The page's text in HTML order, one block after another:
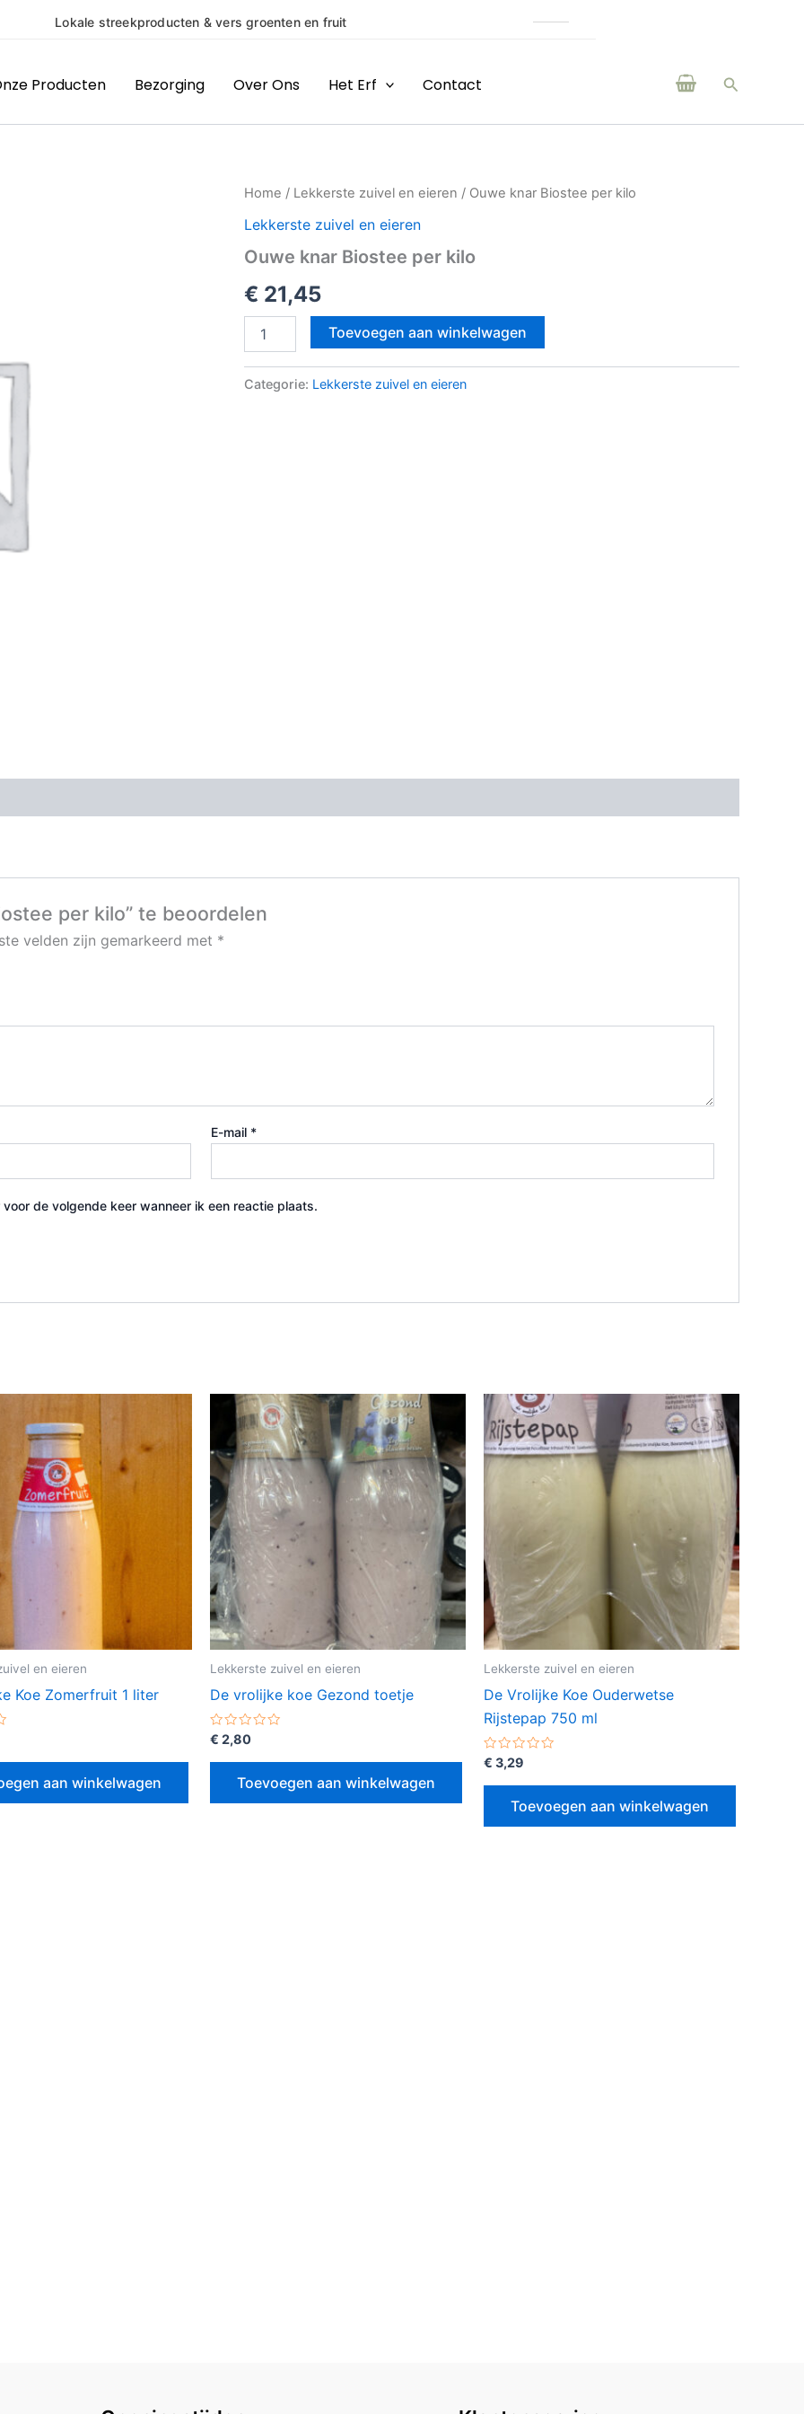
vers groenten en fruit (H)eerlijke producten van boeren en makers uit de regio
Producten Bezorging Over Ons Het Erf Contact Zoeken
Home / Lekkerste zuivel en eieren / Ouwe knar Biostee per kilo
Lekkerste zuivel en eieren
Ouwe knar Biostee per kilo
€ 21,45
Ouwe
Biostee
kilo
Toevoegen aan winkelwagen
Categorie: Lekkerste zuivel en eieren
per kilo” te beoordelen
velden zijn gemarkeerd met *
E-mail *
de volgende keer wanneer ik een reactie plaats.
en eieren
Koe Zomerfruit 1 liter
aan winkelwagen
Lekkerste zuivel en eieren
De vrolijke koe Gezond toetje
Gewaardeerd
uit
€ 2,80
Toevoegen aan winkelwagen
Lekkerste zuivel en eieren
De Vrolijke Koe Ouderwetse
Rijstepap 750 ml
Gewaardeerd
uit
€ 3,29
Toevoegen aan winkelwagen